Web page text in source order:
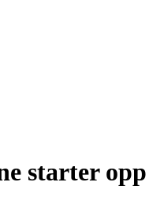
starter opp